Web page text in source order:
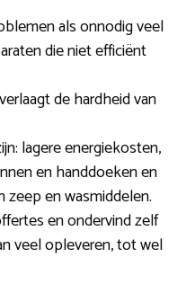
als onnodig veel
die niet efficiënt
de hardheid van
lagere energiekosten,
en handdoeken en
zeep en wasmiddelen.
en ondervind zelf
veel opleveren, tot wel